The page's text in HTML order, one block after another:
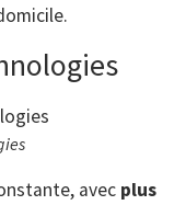
avec plus